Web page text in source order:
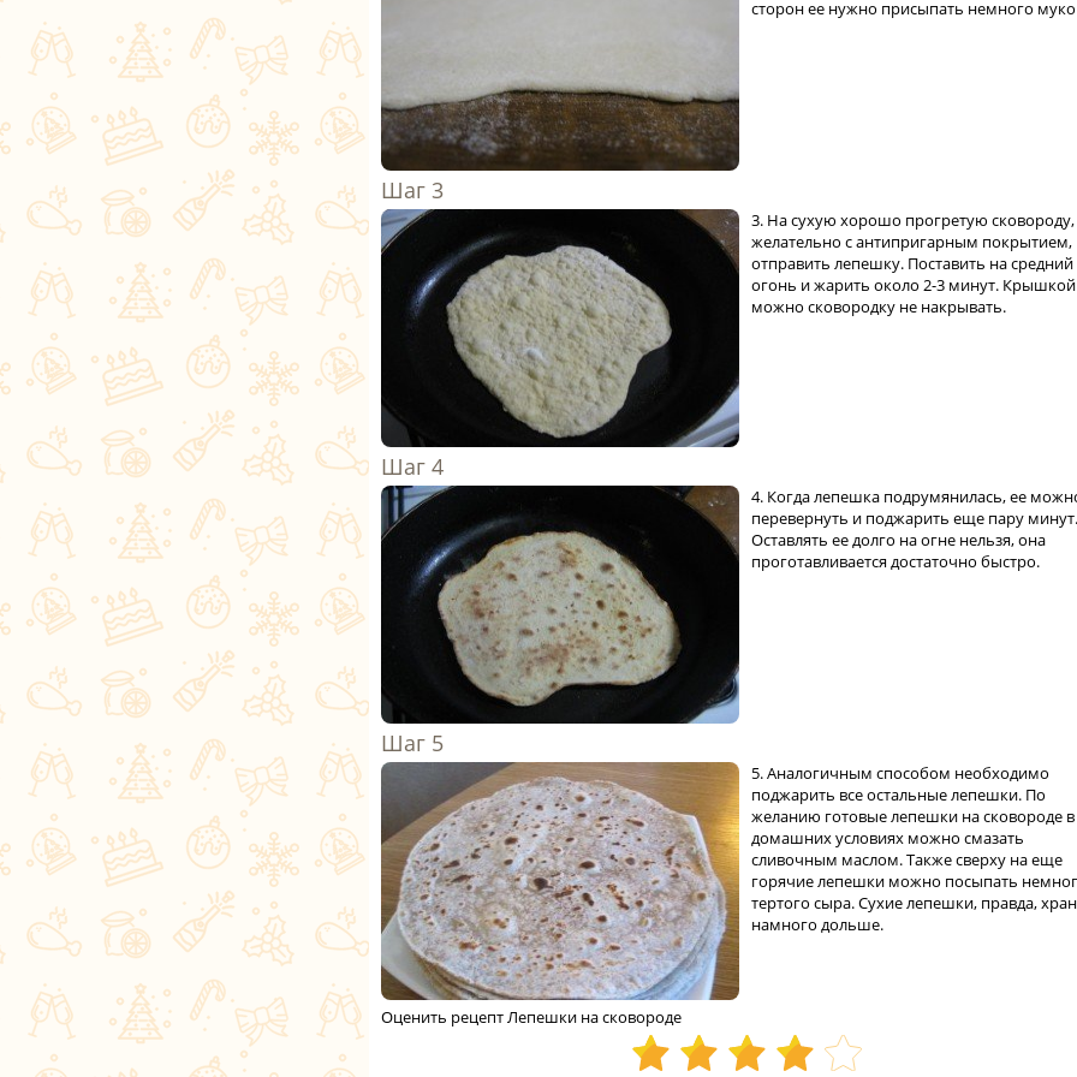
сторон ее нужно присыпать немного
3. На сухую хорошо прогретую сковороду,
желательно с антипригарным покрытием,
отправить лепешку. Поставить на средний
огонь и жарить около 2-3 минут. Крышкой
можно сковородку не накрывать.
4. Когда лепешка подрумянилась, ее
перевернуть и поджарить еще пару минут.
Оставлять ее долго на огне нельзя, она
проготавливается достаточно быстро.
5. Аналогичным способом необходимо
поджарить все остальные лепешки. По
желанию готовые лепешки на сковороде в
домашних условиях можно смазать
сливочным маслом. Также сверху на еще
горячие лепешки можно посыпать
тертого сыра. Сухие лепешки, правда,
намного дольше.
Оценить рецепт Лепешки на сковороде